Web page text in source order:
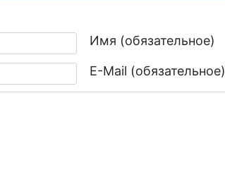
Имя (обязательное)
E-Mail (обязательное)